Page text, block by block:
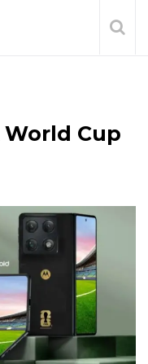
World Cup